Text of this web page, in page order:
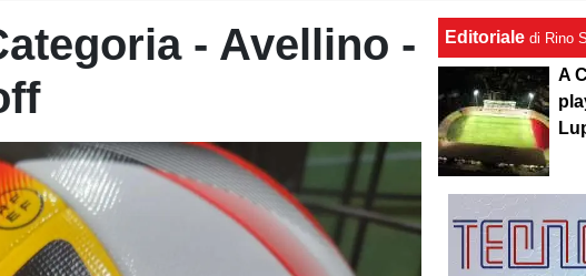
- Avellino -
Editoriale di Rino
A